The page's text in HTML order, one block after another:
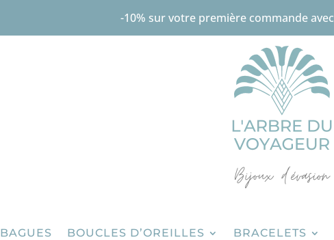
-10% sur votre première commande
BAGUES BOUCLES D’OREILLES BRACELETS